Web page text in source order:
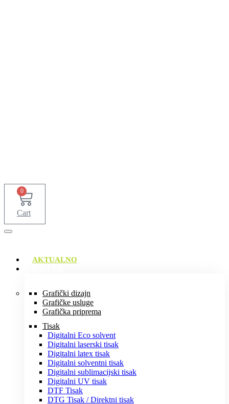
0
Cart
AKTUALNO
Grafički dizajn
Grafičke usluge
Grafička priprema
Tisak
Digitalni Eco solvent
Digitalni laserski tisak
Digitalni latex tisak
Digitalni solventni tisak
Digitalni sublimacijski tisak
Digitalni UV tisak
DTF Tisak
DTG Tisak / Direktni tisak